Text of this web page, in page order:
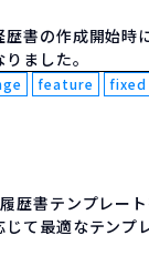
書の作成開始時
ました。
feature fixed
歴書テンプレート
じて最適なテンプ